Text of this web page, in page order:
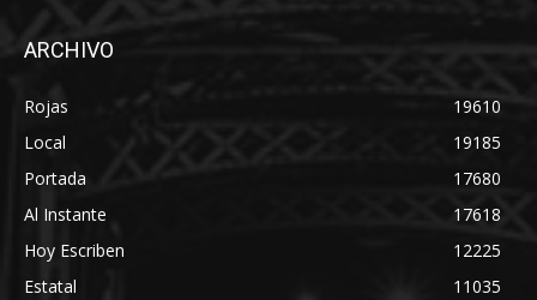
ARCHIVO
Rojas
19610
Local
19185
Portada
17680
Al Instante
17618
Hoy Escriben
12225
Estatal
11035